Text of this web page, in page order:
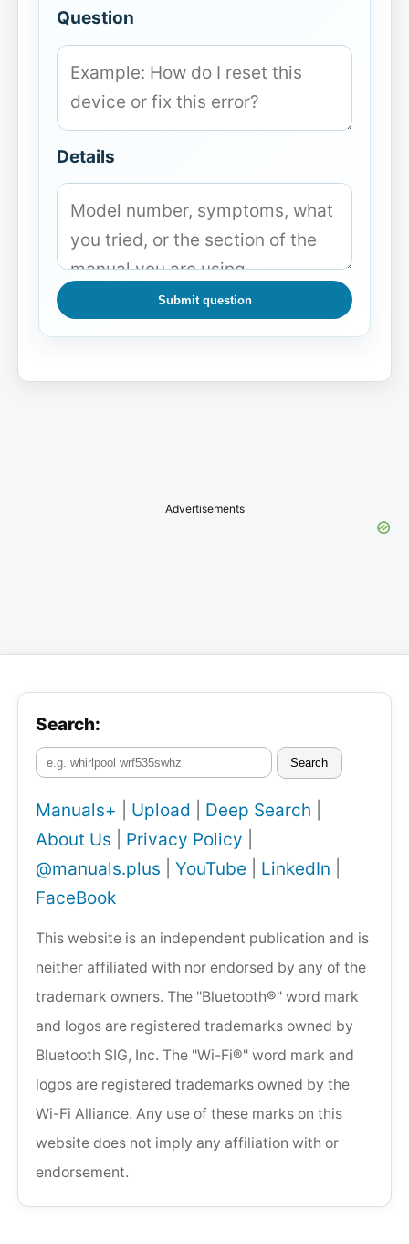
Question
Details
Submit question
Advertisements
Search:
Search
Manuals+ Upload Deep Search
About Us
Privacy Policy
@manuals.plus
YouTube LinkedIn
FaceBook
This website is an independent publication and is
neither affiliated with nor endorsed by any of the
trademark owners. The "Bluetooth®" word mark
and logos are registered trademarks owned by
Bluetooth SIG, Inc. The "Wi-Fi®" word mark and
logos are registered trademarks owned by the
Wi-Fi Alliance. Any use of these marks on this
website does not imply any affiliation with or
endorsement.